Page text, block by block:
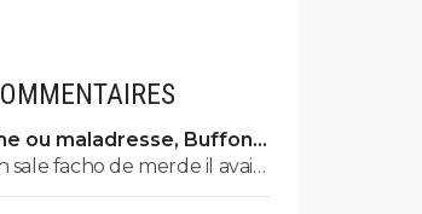
ou maladresse, Buffon
sale facho de merde il avait
pas un hasard...